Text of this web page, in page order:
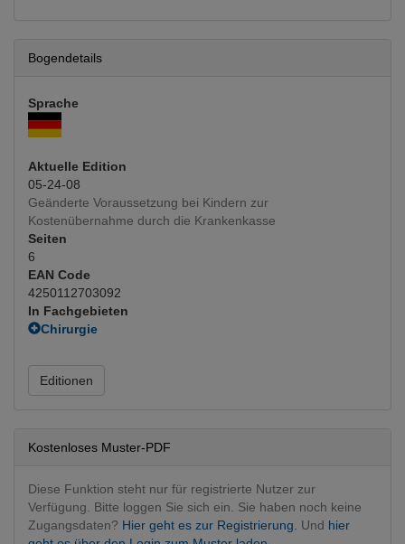
Bogendetails
Sprache
Aktuelle Edition
05-24-08
Geänderte Voraussetzung bei Kindern zur
Kostenübernahme durch die Krankenkasse
Seiten
6
EAN Code
4250112703092
In Fachgebieten
Chirurgie
HNO
HNO operativ
Editionen
Kostenloses Muster-PDF
Diese Funktion steht nur für registrierte Nutzer zur
Verfügung. Bitte loggen Sie sich ein. Sie haben noch keine
Zugangsdaten? Hier geht es zur Registrierung. Und hier